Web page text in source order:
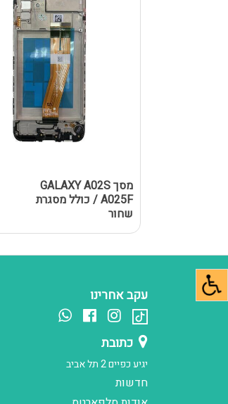
מסך GALAXY A02S
/ A025F כולל מסגרת
שחור
עקב אחרינו
כתובת
יגיע כפיים 2 תל אביב
חדשות